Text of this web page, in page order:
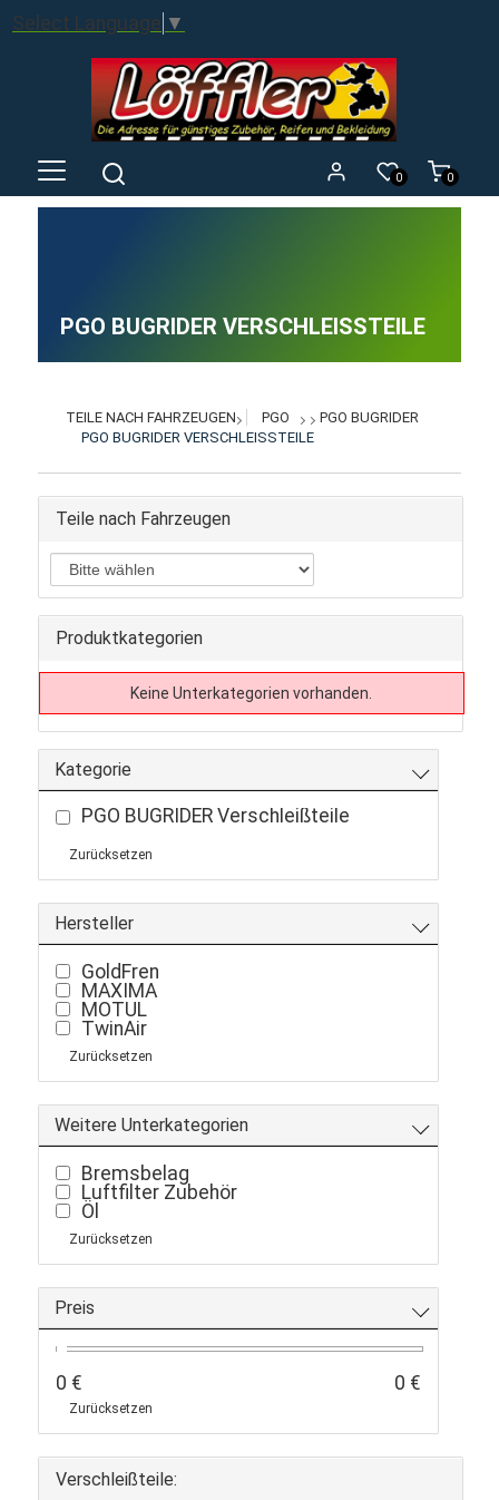
Select Language ▼
0
0
PGO BUGRIDER VERSCHLEISSTEILE
TEILE NACH FAHRZEUGEN PGO
PGO BUGRIDER
PGO BUGRIDER VERSCHLEISSTEILE
Teile nach Fahrzeugen
Produktkategorien
Keine Unterkategorien vorhanden.
Kategorie
PGO BUGRIDER Verschleißteile
Zurücksetzen
Hersteller
GoldFren
MAXIMA
MOTUL
TwinAir
Zurücksetzen
Weitere Unterkategorien
Bremsbelag
Luftfilter Zubehör
Öl
Zurücksetzen
Preis
0 € 0 €
Zurücksetzen
Verschleißteile: